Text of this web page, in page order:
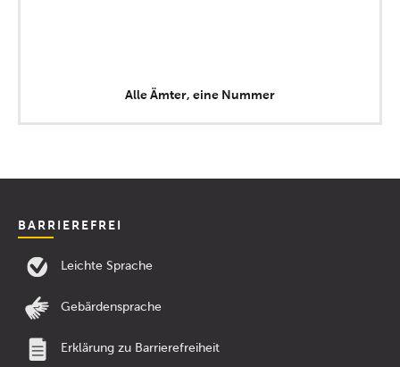
Alle Ämter, eine Nummer
BARRIEREFREI
Leichte Sprache
Gebärdensprache
Erklärung zu Barrierefreiheit